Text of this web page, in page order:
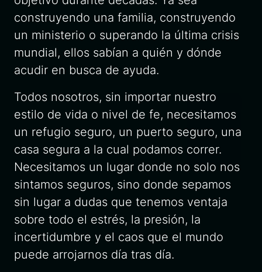
construyendo una familia, construyendo
un ministerio o superando la última crisis
mundial, ellos sabían a quién y dónde
acudir en busca de ayuda.
Todos nosotros, sin importar nuestro
estilo de vida o nivel de fe, necesitamos
un refugio seguro, un puerto seguro, una
casa segura a la cual podamos correr.
Necesitamos un lugar donde no solo nos
sintamos seguros, sino donde sepamos
sin lugar a dudas que tenemos ventaja
sobre todo el estrés, la presión, la
incertidumbre y el caos que el mundo
puede arrojarnos día tras día.